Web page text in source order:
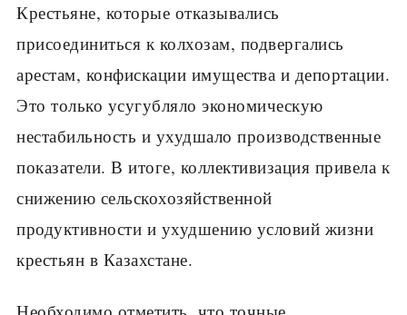
Крестьяне, которые отказывались
присоединиться к колхозам, подвергались
арестам, конфискации имущества и депортации.
Это только усугубляло экономическую
нестабильность и ухудшало производственные
показатели. В итоге, коллективизация привела к
снижению сельскохозяйственной
продуктивности и ухудшению условий жизни
крестьян в Казахстане.